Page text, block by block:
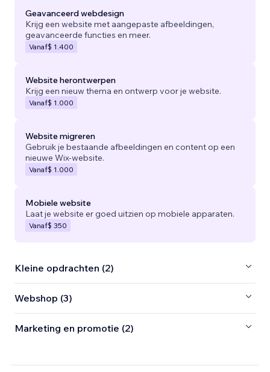
Geavanceerd webdesign
Krijg een website met aangepaste afbeeldingen,
geavanceerde functies en meer.
Vanaf$ 1.400
Website herontwerpen
Krijg een nieuw thema en ontwerp voor je website.
Vanaf$ 1.000
Website migreren
Gebruik je bestaande afbeeldingen en content op een
nieuwe Wix-website.
Vanaf$ 1.000
Mobiele website
Laat je website er goed uitzien op mobiele apparaten.
Vanaf$ 350
Kleine opdrachten (2)
Webshop (3)
Marketing en promotie (2)